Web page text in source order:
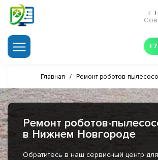
г.
Главная / Ремонт роботов-
Ремонт роботов-
в Нижнем Новгороде
Обратитесь в наш сервисный центр для